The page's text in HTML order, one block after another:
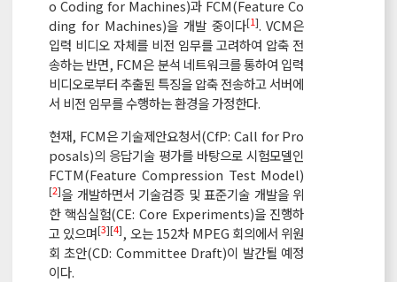
o Coding for Machines)과 FCM(Feature Co
ding for Machines)을 개발 중이다[1]. VCM은
입력 비디오 자체를 비전 임무를 고려하여 압축 전
송하는 반면, FCM은 분석 네트워크를 통하여 입력
비디오로부터 추출된 특징을 압축 전송하고 서버에
서 비전 임무를 수행하는 환경을 가정한다.
현재, FCM은 기술제안요청서(CfP: Call for Pro
posals)의 응답기술 평가를 바탕으로 시험모델인
FCTM(Feature Compression Test Model)
[2]을 개발하면서 기술검증 및 표준기술 개발을 위
한 핵심실험(CE: Core Experiments)을 진행하
고 있으며[3][4], 오는 152차 MPEG 회의에서 위원
회 초안(CD: Committee Draft)이 발간될 예정
이다.